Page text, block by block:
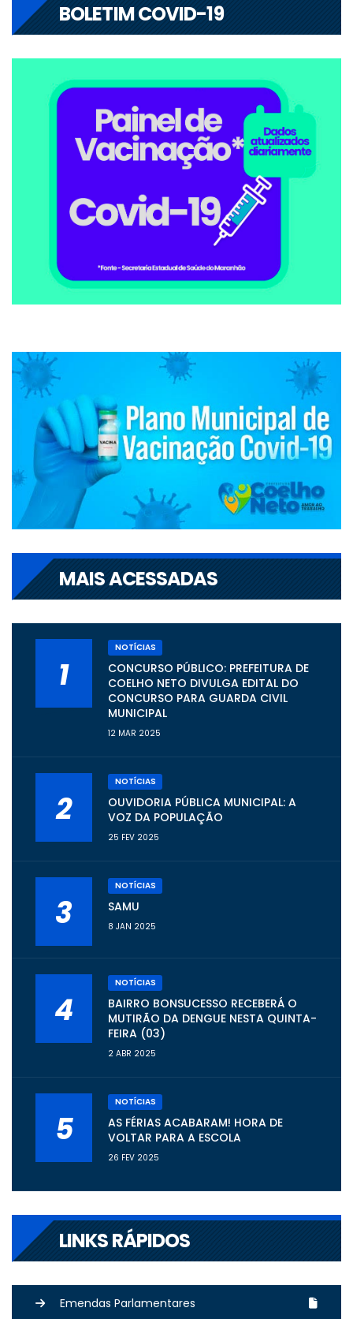
BOLETIM COVID-19
MAIS ACESSADAS
1
NOTÍCIAS
CONCURSO PÚBLICO: PREFEITURA DE
COELHO NETO DIVULGA EDITAL DO
CONCURSO PARA GUARDA CIVIL
MUNICIPAL
12 MAR 2025
2
NOTÍCIAS
OUVIDORIA PÚBLICA MUNICIPAL: A
VOZ DA POPULAÇÃO
25 FEV 2025
3
NOTÍCIAS
SAMU
8 JAN 2025
4
NOTÍCIAS
BAIRRO BONSUCESSO RECEBERÁ O
MUTIRÃO DA DENGUE NESTA QUINTA-
FEIRA (03)
2 ABR 2025
5
NOTÍCIAS
AS FÉRIAS ACABARAM! HORA DE
VOLTAR PARA A ESCOLA
26 FEV 2025
LINKS RÁPIDOS
Emendas Parlamentares